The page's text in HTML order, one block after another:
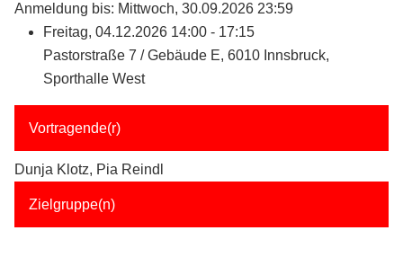
Anmeldung bis: Mittwoch, 30.09.2026 23:59
Freitag, 04.12.2026 14:00 - 17:15
Pastorstraße 7 / Gebäude E, 6010 Innsbruck,
Sporthalle West
Vortragende(r)
Dunja Klotz, Pia Reindl
Zielgruppe(n)